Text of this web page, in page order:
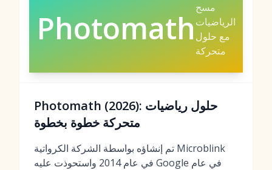
Photomath
مسح
الرياضيات
مع حلول
متحركة
Photomath (2026): حلول رياضيات
متحركة خطوة بخطوة
تم إنشاؤه بواسطة الشركة الكرواتية Microblink
في عام 2014 واستحوذت عليه Google في عام